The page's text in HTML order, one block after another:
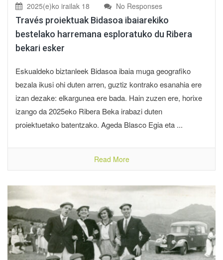
2025(e)ko irailak 18 No Responses
Través proiektuak Bidasoa ibaiarekiko
bestelako harremana esploratuko du Ribera
bekari esker
Eskualdeko biztanleek Bidasoa ibaia muga geografiko
bezala ikusi ohi duten arren, guztiz kontrako esanahia ere
izan dezake: elkargunea ere bada. Hain zuzen ere, horixe
izango da 2025eko Ribera Beka irabazi duten
proiektuetako batentzako. Ageda Blasco Egia eta ...
Read More